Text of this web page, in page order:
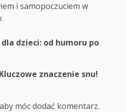
i samopoczuciem w
dzieci: od humoru po
znaczenie snu!
móc dodać komentarz.